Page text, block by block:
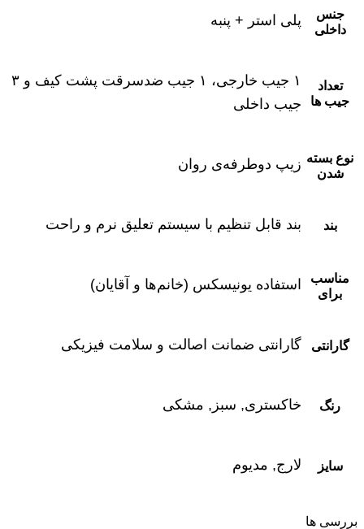
جنس
داخلی
پلی استر + پنبه
تعداد
جیب ها
۱ جیب خارجی، ۱ جیب ضدسرقت پشت کیف و ۳
جیب داخلی
نوع بسته
شدن
زیپ دوطرفه‌ی روان
بند بند قابل تنظیم با سیستم تعلیق نرم و راحت
مناسب
برای
استفاده یونیسکس (خانم‌ها و آقایان)
گارانتی گارانتی ضمانت اصالت و سلامت فیزیکی
رنگ خاکستری, سبز, مشکی
سایز لارج, مدیوم
بررسی ها